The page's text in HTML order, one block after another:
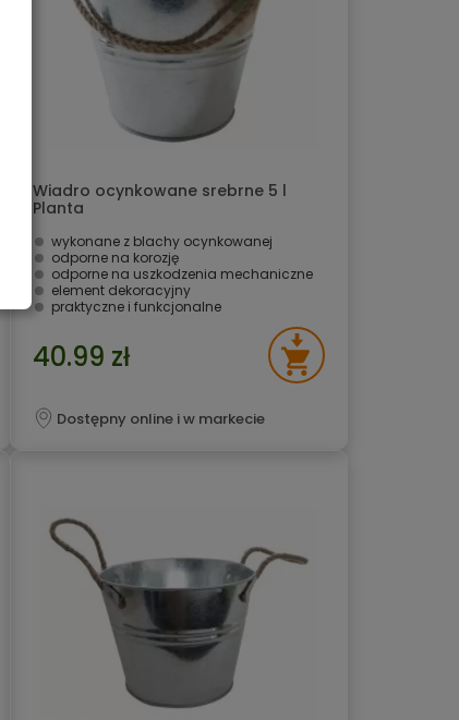
Wiadro ocynkowane srebrne 5 l
Planta
wykonane z blachy ocynkowanej
odporne na korozję
odporne na uszkodzenia mechaniczne
element dekoracyjny
praktyczne i funkcjonalne
40.99 zł
Dostępny online i w markecie